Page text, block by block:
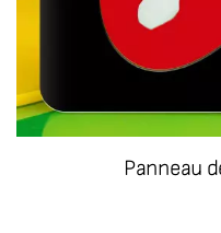
Panneau